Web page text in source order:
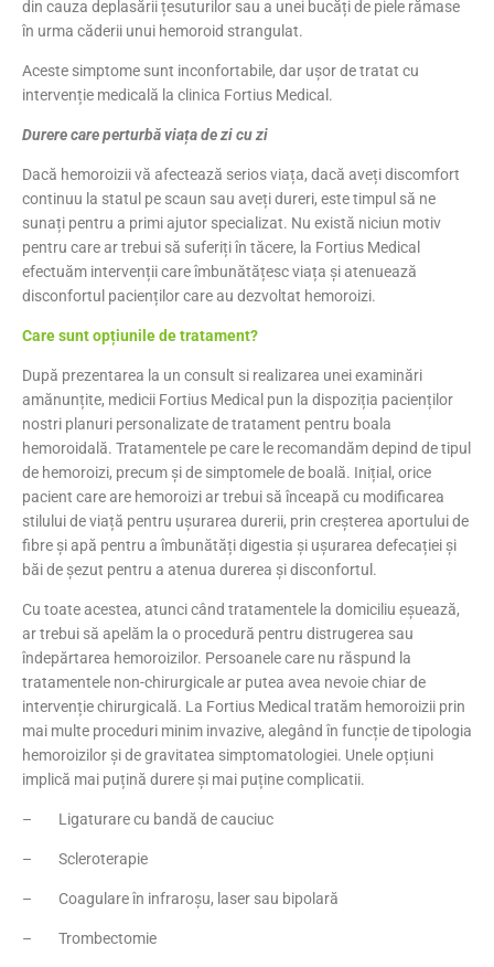
din cauza deplasării țesuturilor sau a unei bucăți de piele rămase
în urma căderii unui hemoroid strangulat.
Aceste simptome sunt inconfortabile, dar ușor de tratat cu
intervenție medicală la clinica Fortius Medical.
Durere care perturbă viața de zi cu zi
Dacă hemoroizii vă afectează serios viața, dacă aveți discomfort
continuu la statul pe scaun sau aveți dureri, este timpul să ne
sunați pentru a primi ajutor specializat. Nu există niciun motiv
pentru care ar trebui să suferiți în tăcere, la Fortius Medical
efectuăm intervenții care îmbunătățesc viața și atenuează
disconfortul pacienților care au dezvoltat hemoroizi.
Care sunt opțiunile de tratament?
După prezentarea la un consult si realizarea unei examinări
amănunțite, medicii Fortius Medical pun la dispoziția pacienților
nostri planuri personalizate de tratament pentru boala
hemoroidală. Tratamentele pe care le recomandăm depind de tipul
de hemoroizi, precum și de simptomele de boală. Inițial, orice
pacient care are hemoroizi ar trebui să înceapă cu modificarea
stilului de viață pentru ușurarea durerii, prin creșterea aportului de
fibre și apă pentru a îmbunătăți digestia și ușurarea defecației și
băi de șezut pentru a atenua durerea și disconfortul.
Cu toate acestea, atunci când tratamentele la domiciliu eșuează,
ar trebui să apelăm la o procedură pentru distrugerea sau
îndepărtarea hemoroizilor. Persoanele care nu răspund la
tratamentele non-chirurgicale ar putea avea nevoie chiar de
intervenție chirurgicală. La Fortius Medical tratăm hemoroizii prin
mai multe proceduri minim invazive, alegând în funcție de tipologia
hemoroizilor și de gravitatea simptomatologiei. Unele opțiuni
implică mai puțină durere și mai puține complicatii.
– Ligaturare cu bandă de cauciuc
– Scleroterapie
– Coagulare în infraroșu, laser sau bipolară
– Trombectomie